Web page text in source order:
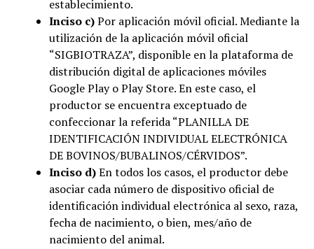
establecimiento.
Inciso c)Por aplicación móvil oficial. Mediante la
utilización de la aplicación móvil oficial
“SIGBIOTRAZA”, disponible en la plataforma de
distribución digital de aplicaciones móviles
Google Play o Play Store. En este caso, el
productor se encuentra exceptuado de
confeccionar la referida “PLANILLA DE
IDENTIFICACIÓN INDIVIDUAL ELECTRÓNICA
DE BOVINOS/BUBALINOS/CÉRVIDOS”.
Inciso d)En todos los casos, el productor debe
asociar cada número de dispositivo oficial de
identificación individual electrónica al sexo, raza,
fecha de nacimiento, o bien, mes/año de
nacimiento del animal.